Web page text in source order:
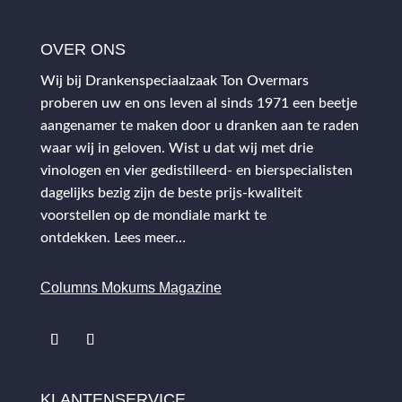
OVER ONS
Wij bij Drankenspeciaalzaak Ton Overmars
proberen uw en ons leven al sinds 1971 een beetje
aangenamer te maken door u dranken aan te raden
waar wij in geloven. Wist u dat wij met drie
vinologen en vier gedistilleerd- en bierspecialisten
dagelijks bezig zijn de beste prijs-kwaliteit
voorstellen op de mondiale markt te
ontdekken. Lees meer…
Columns Mokums Magazine